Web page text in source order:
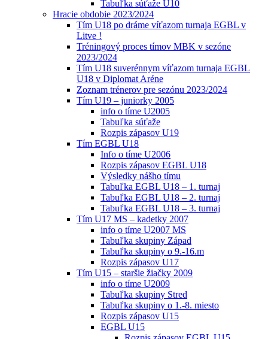
Tabuľka súťaže U10
Hracie obdobie 2023/2024
Tím U18 po dráme víťazom turnaja EGBL v
Litve !
Tréningový proces tímov MBK v sezóne
2023/2024
Tím U18 suverénnym víťazom turnaja EGBL
U18 v Diplomat Aréne
Zoznam trénerov pre sezónu 2023/2024
Tím U19 – juniorky 2005
info o tíme U2005
Tabuľka súťaže
Rozpis zápasov U19
Tím EGBL U18
Info o tíme U2006
Rozpis zápasov EGBL U18
Výsledky nášho tímu
Tabuľka EGBL U18 – 1. turnaj
Tabuľka EGBL U18 – 2. turnaj
Tabuľka EGBL U18 – 3. turnaj
Tím U17 MS – kadetky 2007
info o tíme U2007 MS
Tabuľka skupiny Západ
Tabuľka skupiny o 9.-16.m
Rozpis zápasov U17
Tím U15 – staršie žiačky 2009
info o tíme U2009
Tabuľka skupiny Stred
Tabuľka skupiny o 1.-8. miesto
Rozpis zápasov U15
EGBL U15